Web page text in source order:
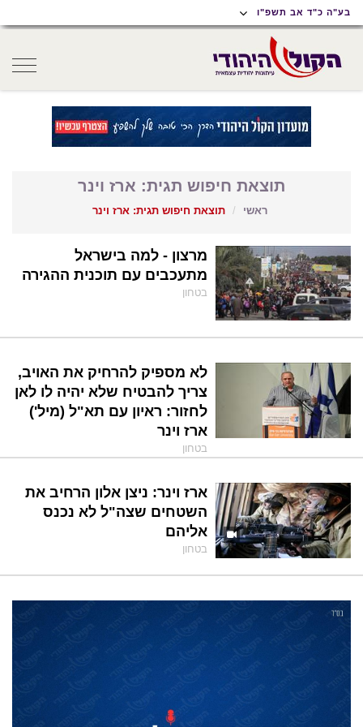
תפריט
נגישות
תפריט
ראשי
תוכן
ראשי
בע"ה כ"ד אב תשפ"ו
תוצאת חיפוש תגית: ארז וינר
ראשי תוצאת חיפוש תגית: ארז וינר
מרצון - למה בישראל
מתעכבים עם תוכנית ההגירה
בטחון
לא מספיק להרחיק את האויב,
צריך להבטיח שלא יהיה לו לאן
לחזור: ראיון עם תא"ל (מיל')
ארז וינר
בטחון
ארז וינר: ניצן אלון הרחיב את
השטחים שצה"ל לא נכנס
אליהם
בטחון